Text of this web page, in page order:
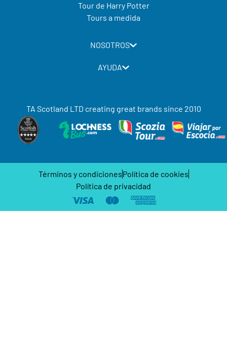
Tour de Harry Potter
Tours a medida
NOSOTROS
AYUDA
TA Scotland LTD creating great brands since 2010
Términos y condicionesPolítica de cookies
Política de privacidad